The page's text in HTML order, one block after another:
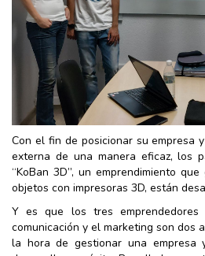
Con el fin de posicionar su empresa
externa de una manera eficaz, los
“KoBan 3D”, un emprendimiento
objetos con impresoras 3D, están
Y es que los tres
comunicación y el marketing son dos
la hora de gestionar una empresa